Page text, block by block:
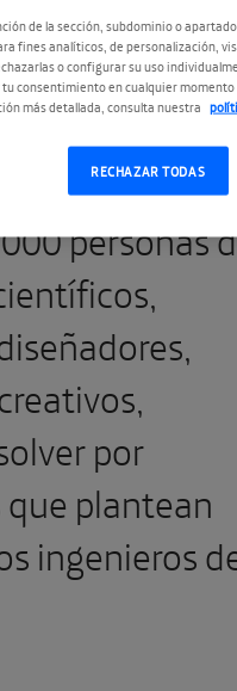
más
En él se dan
personas
por
plantean
ingenieros
de la sección, subdominio o
fines analíticos, de personalización,
o configurar su uso
consentimiento en cualquier momento
más detallada, consulta nuestra
RECHAZAR TODAS